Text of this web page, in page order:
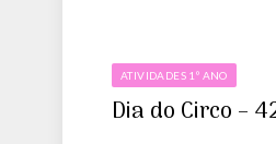
ATIVIDADES 1º ANO
Dia do Circo –